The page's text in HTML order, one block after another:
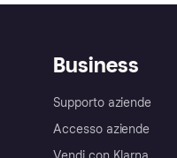
Business
Supporto aziende
Accesso aziende